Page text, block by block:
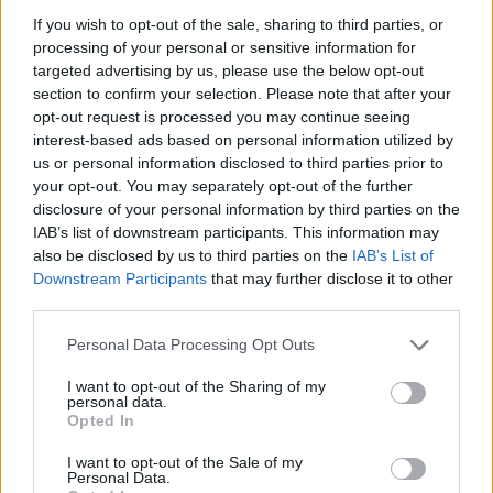
If you wish to opt-out of the sale, sharing to third parties, or
processing of your personal or sensitive information for
targeted advertising by us, please use the below opt-out
section to confirm your selection. Please note that after your
opt-out request is processed you may continue seeing
interest-based ads based on personal information utilized by
us or personal information disclosed to third parties prior to
your opt-out. You may separately opt-out of the further
disclosure of your personal information by third parties on the
IAB’s list of downstream participants. This information may
also be disclosed by us to third parties on the IAB’s List of
Downstream Participants that may further disclose it to other
Personal Data Processing Opt Outs
I want to opt-out of the Sharing of my
personal data.
Opted In
I want to opt-out of the Sale of my
Personal Data.
ανατράπηκε. Αν δεν δώσεις ευκαιρίες, δεν
μαθαίνεις ποτέ το δυναμικό του παιδιού σου».
Μέσα σε λιγότερο από δύο μήνες, όπως
περιγράφει, τα παιδιά συνεργάζονται,
αλληλεπιδρούν, πειθαρχούν, χαίρονται. Γονείς που
δεν ήταν ιδιαίτερα ενεργοί στον σύλλογο,
έρχονται πια συστηματικά στις προπονήσεις.
Παιδιά που συμμετέχουν στο ΚΔΑΠ, χωρίς ο γονιός
να έχει καν γραφτεί στο σωματείο, βρίσκουν χώρο
στην ομάδα. «Πέρα από τις θεραπείες, τώρα τα
παιδιά μας λένε “πάμε στο μπάσκετ” και βάζουν
κατάκτηση», λέει.
αίσθηση του αυτονόητου. «Έχουμε χορτάσει από